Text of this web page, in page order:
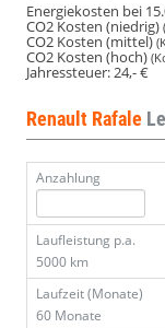
Energiekosten bei
CO2 Kosten (niedrig)
CO2 Kosten (mittel)
CO2 Kosten (hoch)
Jahressteuer:24,- €
Renault Rafale
Anzahlung
Laufleistung p.a.
5000 km
Laufzeit (Monate)
60 Monate